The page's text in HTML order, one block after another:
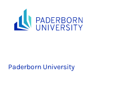
Paderborn University